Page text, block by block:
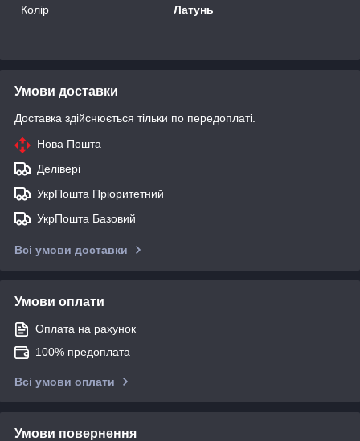
Колір
Латунь
Умови доставки
Доставка здійснюється тільки по передоплаті.
Нова Пошта
Делівері
УкрПошта Пріоритетний
УкрПошта Базовий
Всі умови доставки
Умови оплати
Оплата на рахунок
100% предоплата
Всі умови оплати
Умови повернення